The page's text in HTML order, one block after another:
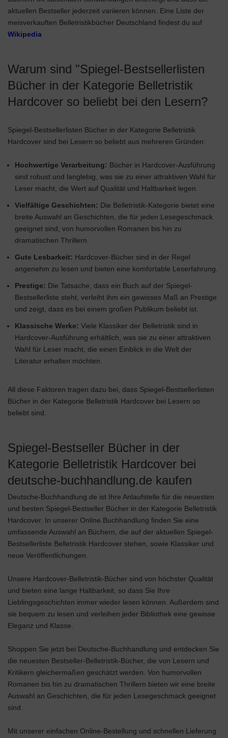
aktuellen Bestseller jederzeit variieren können. Eine Liste der
meisverkauften Belletristikbücher Deutschland findest du auf
Wikipedia
Warum sind "Spiegel-Bestsellerlisten
Bücher in der Kategorie Belletristik
Hardcover so beliebt bei den Lesern?
Spiegel-Bestsellerlisten Bücher in der Kategorie Belletristik
Hardcover sind bei Lesern so beliebt aus mehreren Gründen:
Hochwertige Verarbeitung: Bücher in Hardcover-Ausführung
sind robust und langlebig, was sie zu einer attraktiven Wahl für
Leser macht, die Wert auf Qualität und Haltbarkeit legen.
Vielfältige Geschichten: Die Belletristik-Kategorie bietet eine
breite Auswahl an Geschichten, die für jeden Lesegeschmack
geeignet sind, von humorvollen Romanen bis hin zu
dramatischen Thrillern.
Gute Lesbarkeit: Hardcover-Bücher sind in der Regel
angenehm zu lesen und bieten eine komfortable Leserfahrung.
Prestige: Die Tatsache, dass ein Buch auf der Spiegel-
Bestsellerliste steht, verleiht ihm ein gewisses Maß an Prestige
und zeigt, dass es bei einem großen Publikum beliebt ist.
Klassische Werke: Viele Klassiker der Belletristik sind in
Hardcover-Ausführung erhältlich, was sie zu einer attraktiven
Wahl für Leser macht, die einen Einblick in die Welt der
Literatur erhalten möchten.
All diese Faktoren tragen dazu bei, dass Spiegel-Bestsellerlisten
Bücher in der Kategorie Belletristik Hardcover bei Lesern so
beliebt sind.
Spiegel-Bestseller Bücher in der
Kategorie Belletristik Hardcover bei
deutsche-buchhandlung.de kaufen
Deutsche-Buchhandlung.de ist Ihre Anlaufstelle für die neuesten
und besten Spiegel-Bestseller Bücher in der Kategorie Belletristik
Hardcover. In unserer Online.Buchhandlung finden Sie eine
umfassende Auswahl an Büchern, die auf der aktuellen Spiegel-
Bestsellerliste Belletristik Hardcover stehen, sowie Klassiker und
neue Veröffentlichungen.
Unsere Hardcover-Belletristik-Bücher sind von höchster Qualität
und bieten eine lange Haltbarkeit, so dass Sie Ihre
Lieblingsgeschichten immer wieder lesen können. Außerdem sind
sie bequem zu lesen und verleihen jeder Bibliothek eine gewisse
Eleganz und Klasse.
Shoppen Sie jetzt bei Deutsche-Buchhandlung und entdecken Sie
die neuesten Bestseller-Belletristik-Bücher, die von Lesern und
Kritikern gleichermaßen geschätzt werden. Von humorvollen
Romanen bis hin zu dramatischen Thrillern bieten wir eine breite
Auswahl an Geschichten, die für jeden Lesegeschmack geeignet
sind.
Mit unserer einfachen Online-Bestellung und schnellen Lieferung